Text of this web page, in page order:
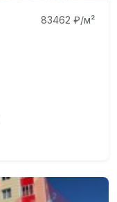
83462 ₽/м²